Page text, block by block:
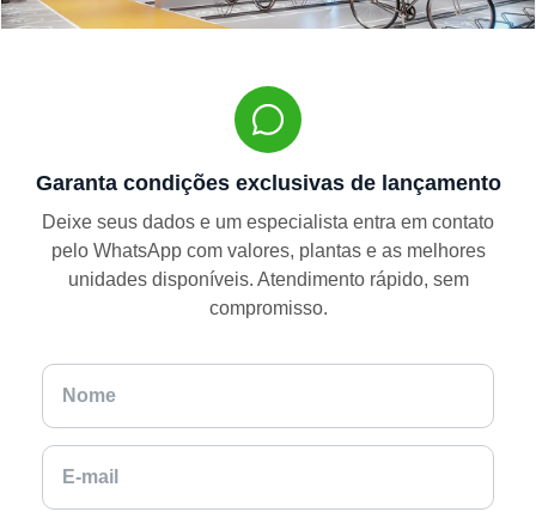
Garanta condições exclusivas de lançamento
Deixe seus dados e um especialista entra em contato
pelo WhatsApp com valores, plantas e as melhores
unidades disponíveis. Atendimento rápido, sem
compromisso.